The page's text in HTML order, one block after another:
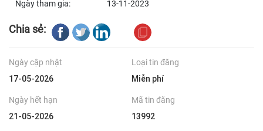
Ngày tham gia: 13-11-2023
Chia sẻ:
Ngày cập nhật
17-05-2026
Loại tin đăng
Miễn phí
Ngày hết hạn
21-05-2026
Mã tin đăng
13992